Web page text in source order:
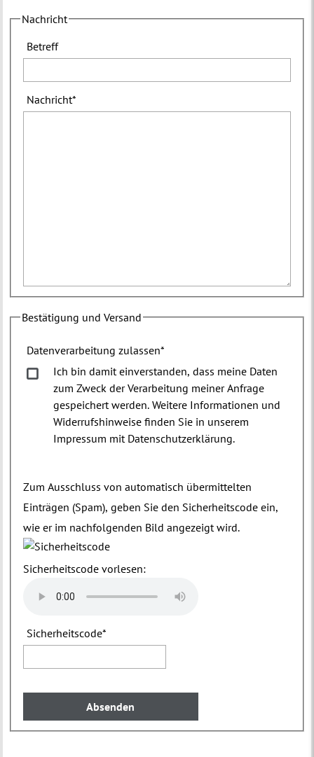
Nachricht
Betreff
Nachricht*
Bestätigung und Versand
Datenverarbeitung zulassen*
Ich bin damit einverstanden, dass meine Daten
zum Zweck der Verarbeitung meiner Anfrage
gespeichert werden. Weitere Informationen und
Widerrufshinweise finden Sie in unserem
Impressum mit Datenschutzerklärung.
Zum Ausschluss von automatisch übermittelten
Einträgen (Spam), geben Sie den Sicherheitscode ein,
wie er im nachfolgenden Bild angezeigt wird.
Sicherheitscode vorlesen:
Sicherheitscode*